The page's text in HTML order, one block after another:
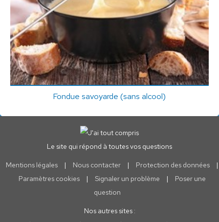
Fondue savoyarde (sans alcool)
Le site qui répond à toutes vos questions
Mentions légales | Nous contacter | Protection des données
|
Paramètres cookies
| Signaler un problème |
Poser une
question
Nos autres sites :